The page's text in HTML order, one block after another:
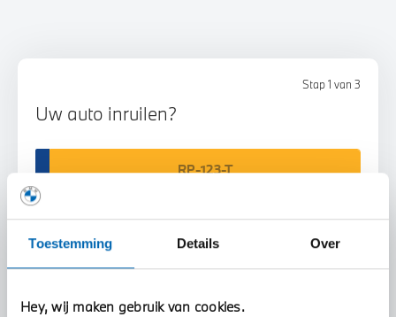
Toestemming Details Over
Hey, wij maken gebruik van cookies.
Stap 1 van 3
Uw auto inruilen?